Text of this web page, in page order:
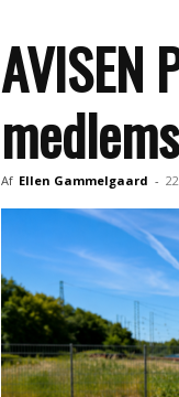
Af Ellen Gammelgaard -